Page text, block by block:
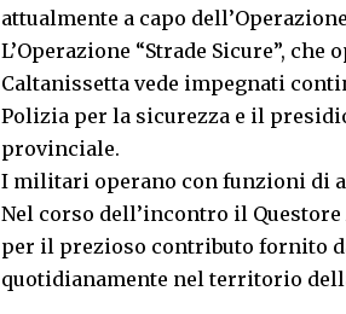
attualmente a capo
L’Operazione “Strade Sicure”,
Caltanissetta vede impegnati
Polizia per la sicurezza e il
provinciale.
I militari operano con funzioni di
Nel corso dell’incontro il
per il prezioso contributo fornito
quotidianamente nel territorio